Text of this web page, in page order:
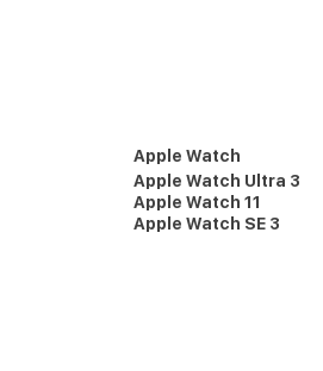
Apple Watch
Apple Watch Ultra 3
Apple Watch 11
Apple Watch SE 3